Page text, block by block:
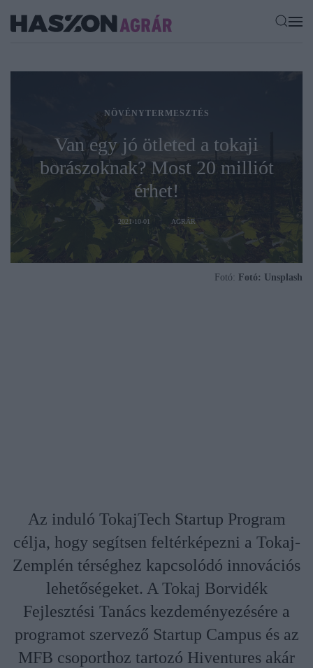
NÖVÉNYTERMESZTÉS
Van egy jó ötleted a tokaji
borászoknak? Most 20 milliót
érhet!
2021-10-01 AGRÁR
Fotó: Fotó: Unsplash
Az induló TokajTech Startup Program
célja, hogy segítsen feltérképezni a Tokaj-
Zemplén térséghez kapcsolódó innovációs
lehetőségeket. A Tokaj Borvidék
Fejlesztési Tanács kezdeményezésére a
programot szervező Startup Campus és az
MFB csoporthoz tartozó Hiventures akár